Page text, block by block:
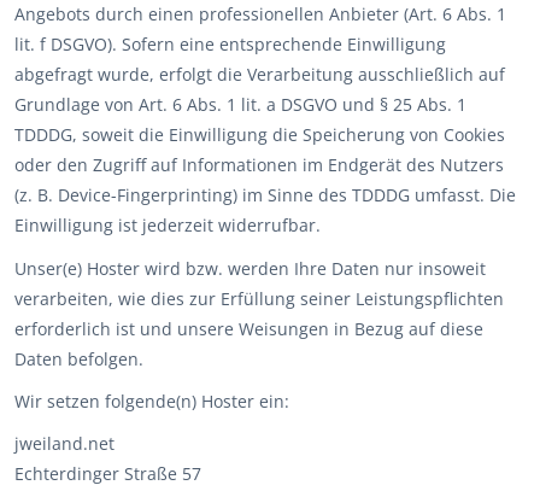
Angebots durch einen professionellen Anbieter (Art. 6 Abs. 1
lit. f DSGVO). Sofern eine entsprechende Einwilligung
abgefragt wurde, erfolgt die Verarbeitung ausschließlich auf
Grundlage von Art. 6 Abs. 1 lit. a DSGVO und § 25 Abs. 1
TDDDG, soweit die Einwilligung die Speicherung von Cookies
oder den Zugriff auf Informationen im Endgerät des Nutzers
(z. B. Device-Fingerprinting) im Sinne des TDDDG umfasst. Die
Einwilligung ist jederzeit widerrufbar.
Unser(e) Hoster wird bzw. werden Ihre Daten nur insoweit
verarbeiten, wie dies zur Erfüllung seiner Leistungspflichten
erforderlich ist und unsere Weisungen in Bezug auf diese
Daten befolgen.
Wir setzen folgende(n) Hoster ein:
jweiland.net
Echterdinger Straße 57